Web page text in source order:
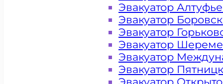
Эвакуатор
Эвакуатор
Эвакуатор
Эвакуатор
Эвакуатор
Эвакуатор